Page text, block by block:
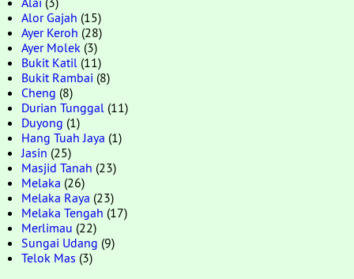
Alor Gajah (15)
Ayer Keroh (28)
Ayer Molek (3)
Bukit Katil (11)
Bukit Rambai (8)
Cheng (8)
Durian Tunggal (11)
Duyong (1)
Hang Tuah Jaya (1)
Jasin (25)
Masjid Tanah (23)
Melaka (26)
Melaka Raya (23)
Melaka Tengah (17)
Merlimau (22)
Sungai Udang (9)
Telok Mas (3)